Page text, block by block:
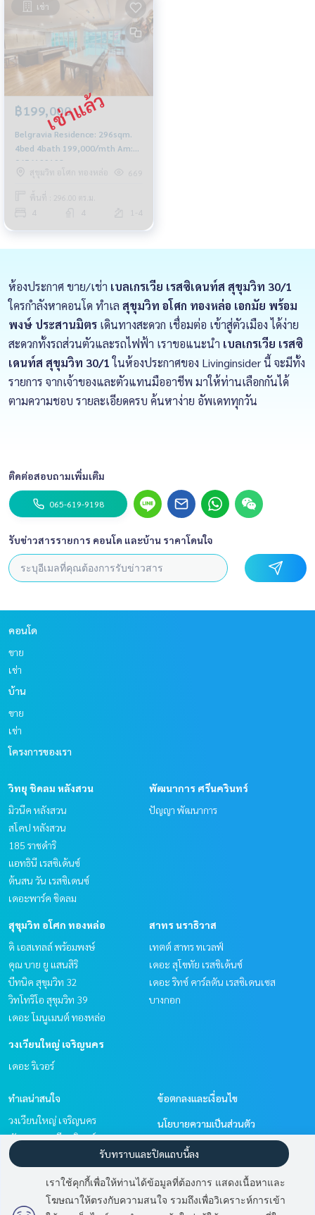
เช่า
฿199,000
Belgravia Residence: 296sqm.
4bed 4bath 199,000/mth Am:
0656199198
สุขุมวิท อโศก ทองหล่อ
669
พื้นที่ : 296.00 ตร.ม.
4 4 1-4
ห้องประกาศ ขาย/เช่า เบลเกรเวีย เรสซิเดนท์ส สุขุมวิท 30/1
ใครกำลังหาคอนโด ทำเล สุขุมวิท อโศก ทองหล่อ เอกมัย พร้อม
พงษ์ ประสานมิตร เดินทางสะดวก เชื่อมต่อ เข้าสู่ตัวเมือง ได้ง่าย
สะดวกทั้งรถส่วนตัวและรถไฟฟ้า เราขอแนะนำ เบลเกรเวีย เรสซิ
เดนท์ส สุขุมวิท 30/1ในห้องประกาศของ Livinginsider นี้ จะมีทั้ง
รายการ จากเจ้าของและตัวแทนมืออาชีพ มาให้ท่านเลือกกันได้
ตามความชอบ รายละเอียดครบ ค้นหาง่าย อัพเดททุกวัน
ติดต่อสอบถามเพิ่มเติม
065-619-9198
รับข่าวสารรายการ คอนโด และบ้าน ราคาโดนใจ
คอนโด
ขาย
เช่า
บ้าน
ขาย
เช่า
โครงการของเรา
วิทยุ ชิดลม หลังสวน
มิวนีค หลังสวน
สโคป หลังสวน
185 ราชดำริ
แอทธินี เรสซิเด้นซ์
ต้นสน วัน เรสซิเดนซ์
เดอะพาร์ค ชิดลม
พัฒนาการ ศรีนครินทร์
ปัญญา พัฒนาการ
สุขุมวิท อโศก ทองหล่อ
ดิ เอสเทลล์ พร้อมพงษ์
คุณ บาย ยู แสนสิริ
บีทนิค สุขุมวิท 32
วิทโทริโอ สุขุมวิท 39
เดอะ โมนูเมนต์ ทองหล่อ
สาทร นราธิวาส
เทตต์ สาทร ทเวลฟ์
เดอะ สุโขทัย เรสซิเด้นซ์
เดอะ ริทซ์ คาร์ลตัน เรสซิเดนเซส
บางกอก
วงเวียนใหญ่ เจริญนคร
เดอะ ริเวอร์
ทำเลน่าสนใจ
วงเวียนใหญ่ เจริญนคร
พัฒนาการ ศรีนครินทร์
สาทร นราธิวาส
สุขุมวิท อโศก ทองหล่อ
ข้อตกลงและเงื่อนไข
นโยบายความเป็นส่วนตัว
เกี่ยวกับเรา
วิธีการฝากขาย-เช่า
ติดต่อ
เราใช้คุกกี้เพื่อให้ท่านได้ข้อมูลที่ต้องการ แสดงเนื้อหาและ
โฆษณาให้ตรงกับความสนใจ รวมถึงเพื่อวิเคราะห์การเข้า
รับทราบและปิดแถบนี้ลง